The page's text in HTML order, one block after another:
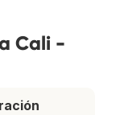
Cali -